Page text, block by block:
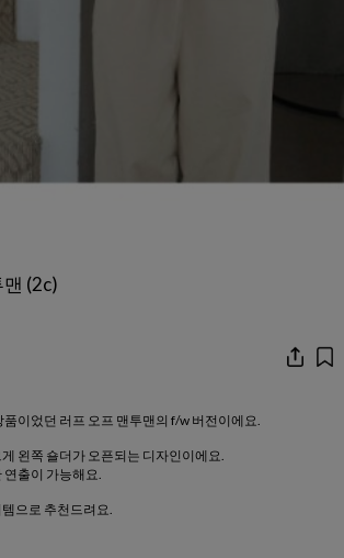
(2c)
이었던 러프 오프 맨투맨의 f/w 버전이에요.
왼쪽 숄더가 오픈되는 디자인이에요.
출이 가능해요.
으로 추천드려요.